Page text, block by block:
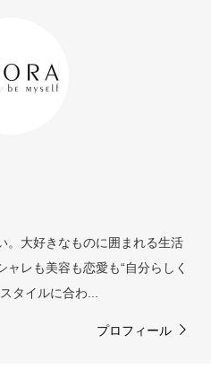
。大好きなものに囲まれる生活
レも美容も恋愛も“自分らしく
タイルに合わ...
プロフィール